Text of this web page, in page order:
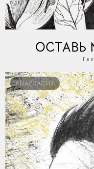
ОСТАВЬ
АНАСТАСИЯ